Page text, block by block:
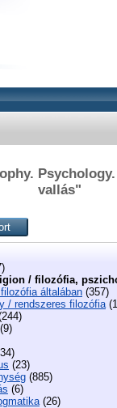
vallás"
/ filozófia,
általában (357)
/ rendszeres filozófia
(9)
(23)
(885)
(6)
(26)